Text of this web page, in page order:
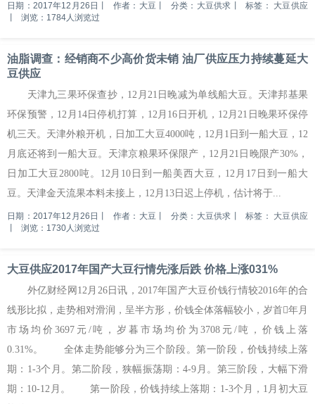
日期：2017年12月26日 作者：大豆 分类：大豆供求 标签： 大豆供应
浏览：1784人浏览过
油脂调查：经销商不少高价货未销 油厂供应压力持续蔓延大
豆供应
天津九三果环保查抄，12月21日晚减为单线船大豆。天津邦基果
环保预警，12月14日停机打算，12月16日开机，12月21日晚果环保停
机三天。天津外粮开机，日加工大豆4000吨，12月1日到一船大豆，12
月底还将到一船大豆。天津京粮果环保限产，12月21日晚限产30%，
日加工大豆2800吨。12月10日到一船美西大豆，12月17日到一船大
豆。天津金天流果本料未接上，12月13日迟上停机，估计将于...
日期：2017年12月26日 作者：大豆 分类：大豆供求 标签： 大豆供应
浏览：1730人浏览过
大豆供应2017年国产大豆行情先涨后跌 价格上涨031%
外亿财经网12月26日讯，2017年国产大豆价钱行情较2016年的合
线形比拟，走势相对滑润，呈半方形，价钱全体落幅较小，岁首年月
市场均价3697元/吨，岁暮市场均价为3708元/吨，价钱上落
0.31%。 全体走势能够分为三个阶段。第一阶段，价钱持续上落
期：1-3个月。第二阶段，狭幅振荡期：4-9月。第三阶段，大幅下滑
期：10-12月。 第一阶段，价钱持续上落期：1-3个月，1月初大豆